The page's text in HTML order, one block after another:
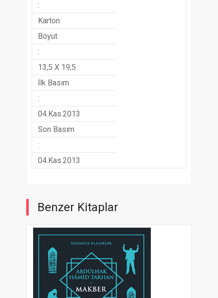
:
Karton
Boyut
:
13,5 X 19,5
İlk Basım
:
04.Kas.2013
Son Basım
:
04.Kas.2013
Benzer Kitaplar